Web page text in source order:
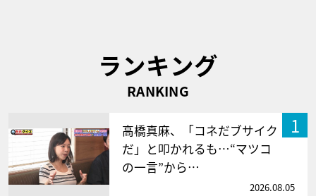
ランキング
RANKING
1
高橋真麻、「コネだブサイク
だ」と叩かれるも…“マツコ
の一言”から…
2026.08.05